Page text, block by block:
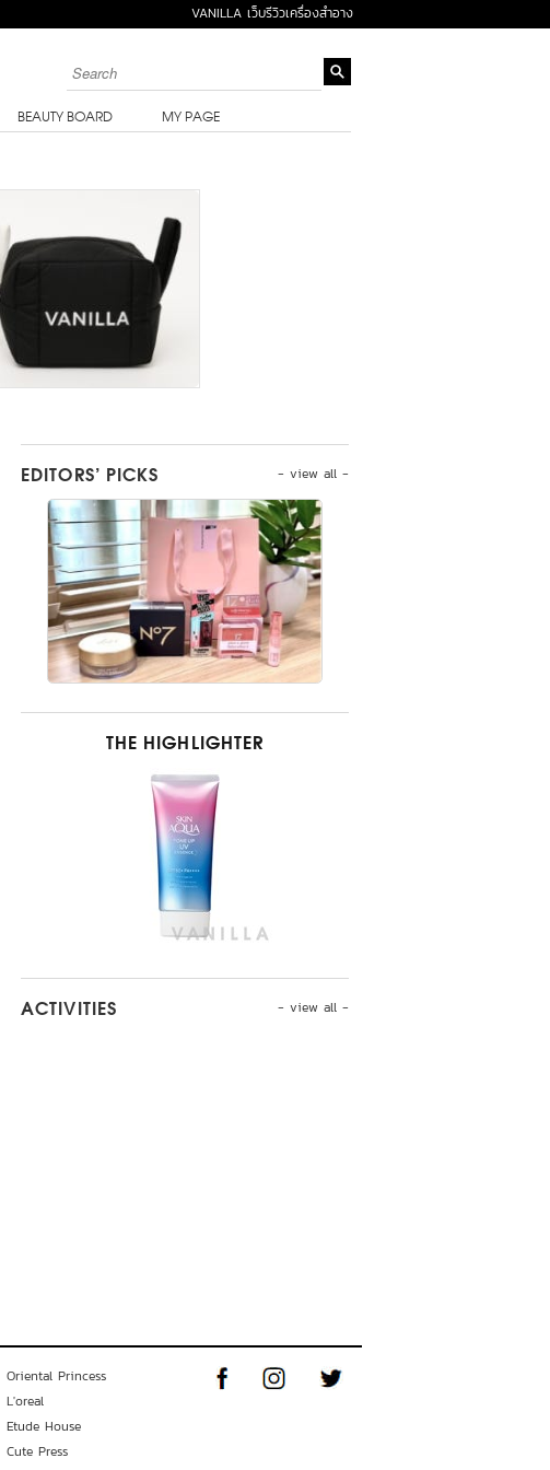
VANILLA เว็บรีวิวเครื่องสำอาง
BEAUTY BOARD MY PAGE
- view all -
EDITORS’ PICKS
THE HIGHLIGHTER
- view all -
ACTIVITIES
Oriental Princess
L'oreal
Etude House
Cute Press